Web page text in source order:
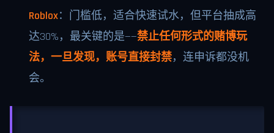
Roblox：门槛低，适合快速试水，但平台抽成高
达30%，最关键的是——禁止任何形式的赌博玩
法，一旦发现，账号直接封禁，连申诉都没机
会。